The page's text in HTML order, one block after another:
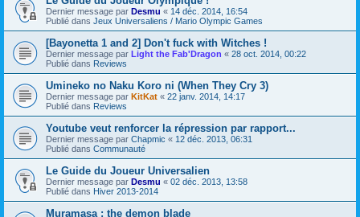
Dernier message par Desmu « 14 déc. 2014, 16:54
Publié dans Jeux Universaliens / Mario Olympic Games
[Bayonetta 1 and 2] Don't fuck with Witches !
Dernier message par Light the Fab'Dragon « 28 oct. 2014, 00:22
Publié dans Reviews
Umineko no Naku Koro ni (When They Cry 3)
Dernier message par KitKat « 22 janv. 2014, 14:17
Publié dans Reviews
Youtube veut renforcer la répression par rapport...
Dernier message par Chapmic « 12 déc. 2013, 06:31
Publié dans Communauté
Le Guide du Joueur Universalien
Dernier message par Desmu « 02 déc. 2013, 13:58
Publié dans Hiver 2013-2014
Muramasa : the demon blade